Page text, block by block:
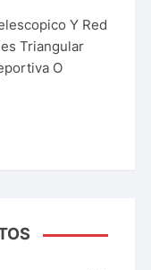
Y Red
Triangular
O